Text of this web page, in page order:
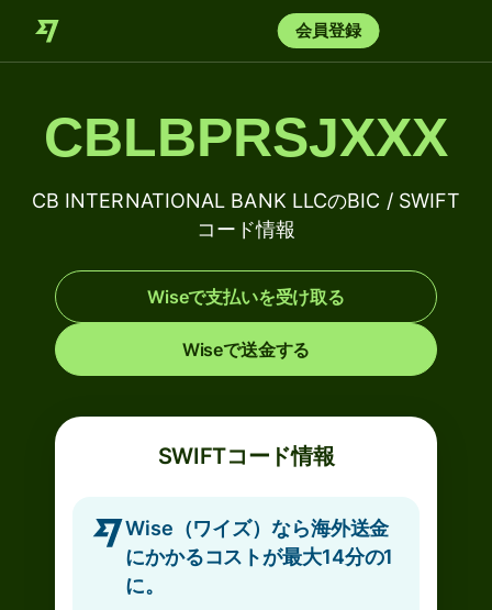
会員登録
CBLBPRSJXXX
CB INTERNATIONAL BANK LLCのBIC / SWIFT
コード情報
Wiseで支払いを受け取る
Wiseで送金する
SWIFTコード情報
Wise（ワイズ）なら海外送金
にかかるコストが最大14分の1
に。